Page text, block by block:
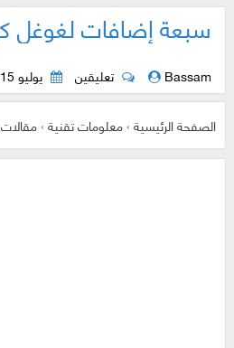
Bassam تعليقين يوليو 15, 2015
الصفحة الرئيسية›معلومات تقنية›مقالات